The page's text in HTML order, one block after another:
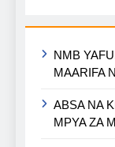
NMB
MAARIFA
ABSA NA
MPYA ZA